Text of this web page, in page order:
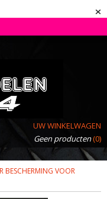
×
UW WINKELWAGEN
Geen producten(0)
BESCHERMING VOOR